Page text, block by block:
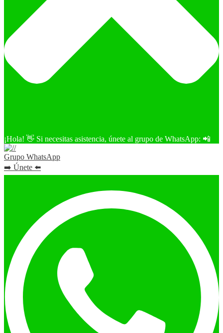
¡Hola! 👋 Si necesitas asistencia, únete al grupo de WhatsApp: 📲
Grupo WhatsApp
➡️ Únete ⬅️